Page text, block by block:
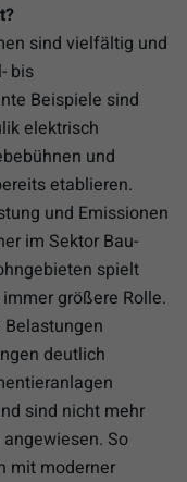
sind vielfältig und
bis
Beispiele sind
elektrisch
und
etablieren.
und Emissionen
im Sektor Bau-
spielt
größere Rolle.
deutlich
sind nicht mehr
So
mit moderner